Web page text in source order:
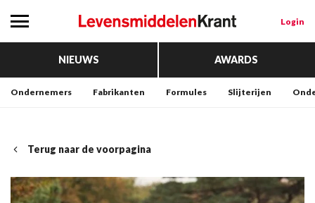
Login
NIEUWS AWARDS
Ondernemers Fabrikanten Formules Slijterijen
Terug naar de voorpagina